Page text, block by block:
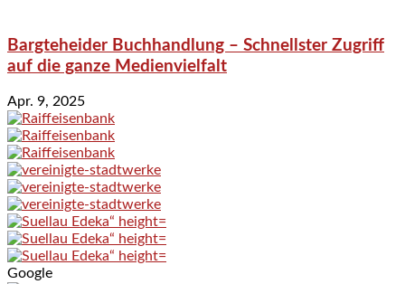
Bargteheider Buchhandlung – Schnellster Zugriff
auf die ganze Medienvielfalt
Apr. 9, 2025
Google